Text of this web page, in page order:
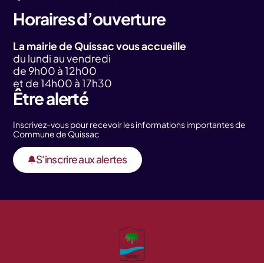
Horaires d’ouverture
La mairie de Quissac vous accueille
du lundi au vendredi
de 9h00 à 12h00
et de 14h00 à 17h30
Être alerté
Inscrivez-vous pour recevoir les informations importantes de
Commune de Quissac
S'inscrire aux alertes